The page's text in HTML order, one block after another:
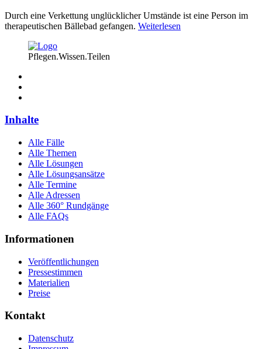
Durch eine Verkettung unglücklicher Umstände ist eine Person im
therapeutischen Bällebad gefangen. Weiterlesen
Pflegen.Wissen.Teilen
Inhalte
Alle Fälle
Alle Themen
Alle Lösungen
Alle Lösungsansätze
Alle Termine
Alle Adressen
Alle 360° Rundgänge
Alle FAQs
Informationen
Veröffentlichungen
Pressestimmen
Materialien
Preise
Kontakt
Datenschutz